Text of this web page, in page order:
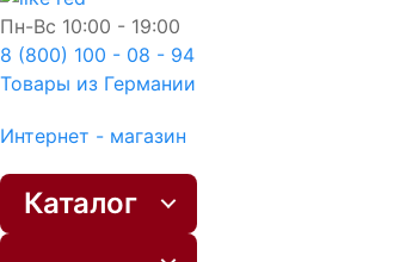
Пн-Вс 10:00 - 19:00
8 (800) 100 - 08 - 94
Товары из Германии
Интернет - магазин
Каталог